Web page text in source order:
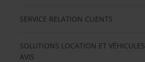
SERVICE RELATION CLIENTS
SOLUTIONS LOCATION ET VÉHICULES
AVIS